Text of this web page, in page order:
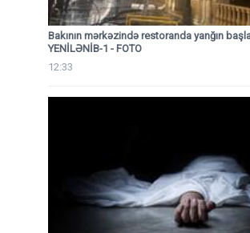
Bakının mərkəzində restoranda yanğın
YENİLƏNİB-1 - FOTO
12:33